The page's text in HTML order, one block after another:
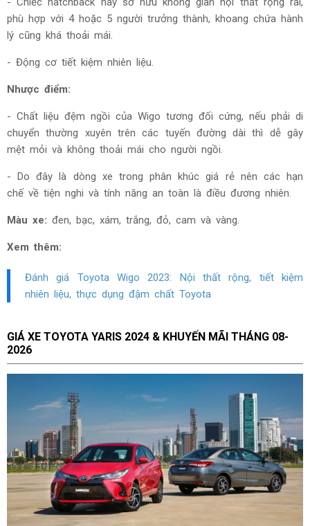
phù hợp với 4 hoặc 5 người trưởng thành, khoang chứa hành
lý cũng khá thoải mái.
- Động cơ tiết kiệm nhiên liệu.
Nhược điểm:
- Chất liệu đệm ngồi của Wigo tương đối cứng, nếu phải di
chuyển thường xuyên trên các tuyến đường dài thì dễ gây
mệt mỏi và không thoải mái cho người ngồi.
- Do đây là dòng xe trong phân khúc giá rẻ nên các hạn
chế về tiện nghi và tính năng an toàn là điều đương nhiên.
Màu xe: đen, bạc, xám, trắng, đỏ, cam và vàng.
Xem thêm:
Đánh giá Toyota Wigo 2023: Nội thất rộng, tiết kiệm
nhiên liệu, thực dụng đậm chất Toyota
GIÁ XE TOYOTA YARIS 2024 & KHUYẾN MÃI THÁNG 08-
2026